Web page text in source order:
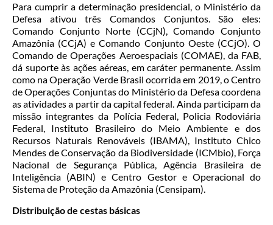
Para cumprir a determinação presidencial, o Ministério da
Defesa ativou três Comandos Conjuntos. São eles:
Comando Conjunto Norte (CCjN), Comando Conjunto
Amazônia (CCjA) e Comando Conjunto Oeste (CCjO). O
Comando de Operações Aeroespaciais (COMAE), da FAB,
dá suporte às ações aéreas, em caráter permanente. Assim
como na Operação Verde Brasil ocorrida em 2019, o Centro
de Operações Conjuntas do Ministério da Defesa coordena
as atividades a partir da capital federal. Ainda participam da
missão integrantes da Polícia Federal, Policia Rodoviária
Federal, Instituto Brasileiro do Meio Ambiente e dos
Recursos Naturais Renováveis (IBAMA), Instituto Chico
Mendes de Conservação da Biodiversidade (ICMbio), Força
Nacional de Segurança Pública, Agência Brasileira de
Inteligência (ABIN) e Centro Gestor e Operacional do
Sistema de Proteção da Amazônia (Censipam).
Distribuição de cestas básicas